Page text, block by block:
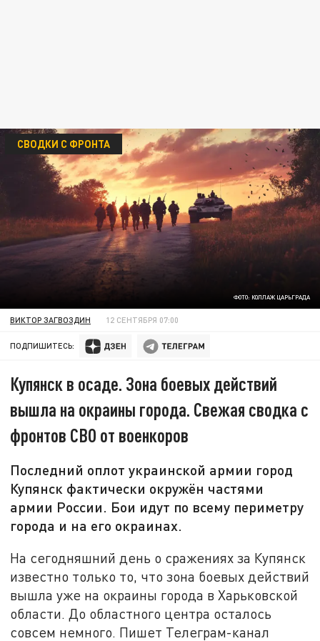
ФОТО: КОЛЛАЖ ЦАРЬГРАДА
СВОДКИ С ФРОНТА
ВИКТОР ЗАГВОЗДИН 12 СЕНТЯБРЯ 07:00
ПОДПИШИТЕСЬ:
Купянск в осаде. Зона боевых действий
вышла на окраины города. Свежая сводка с
фронтов СВО от военкоров
Последний оплот украинской армии город
Купянск фактически окружён частями
армии России. Бои идут по всему периметру
города и на его окраинах.
На сегодняшний день о сражениях за Купянск
известно только то, что зона боевых действий
вышла уже на окраины города в Харьковской
области. До областного центра осталось
совсем немного. Пишет Телеграм-канал